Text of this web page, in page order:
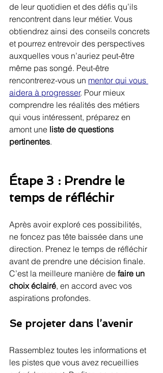
de leur quotidien et des défis qu’ils
rencontrent dans leur métier. Vous
obtiendrez ainsi des conseils concrets
et pourrez entrevoir des perspectives
auxquelles vous n’auriez peut-être
même pas songé. Peut-être
rencontrerez-vous un mentor qui vous
aidera à progresser. Pour mieux
comprendre les réalités des métiers
qui vous intéressent, préparez en
amont une liste de questions
pertinentes.
Étape 3 : Prendre le
temps de réfléchir
Après avoir exploré ces possibilités,
ne foncez pas tête baissée dans une
direction. Prenez le temps de réfléchir
avant de prendre une décision finale.
C’est la meilleure manière de faire un
choix éclairé, en accord avec vos
aspirations profondes.
Se projeter dans l’avenir
Rassemblez toutes les informations et
les pistes que vous avez recueillies